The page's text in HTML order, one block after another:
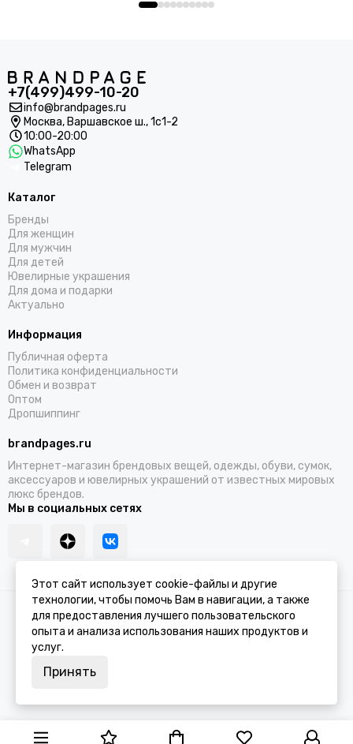
+7(499)499-10-20
info@brandpages.ru
Москва, Варшавское ш., 1с1-2
10:00-20:00
WhatsApp
Telegram
Каталог
Бренды
Для женщин
Для мужчин
Для детей
Ювелирные украшения
Для дома и подарки
Актуально
Информация
Публичная оферта
Политика конфиденциальности
Обмен и возврат
Оптом
Дропшиппинг
brandpages.ru
Интернет-магазин брендовых вещей, одежды, обуви, сумок,
аксессуаров и ювелирных украшений от известных мировых
люкс брендов.
Мы в социальных сетях
2026 © BRANDPAGES.Карта сайта
Этот сайт использует cookie-файлы и другие
технологии, чтобы помочь Вам в навигации, а также
для предоставления лучшего пользовательского
опыта и анализа использования наших продуктов и
услуг.
Принять